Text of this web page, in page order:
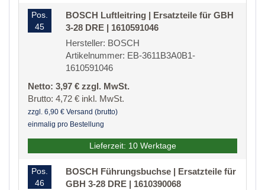
Pos.
45
BOSCH Luftleitring | Ersatzteile für GBH
3-28 DRE | 1610591046
Hersteller: BOSCH
Artikelnummer: EB-3611B3A0B1-
1610591046
Netto: 3,97 € zzgl. MwSt.
Brutto: 4,72 € inkl. MwSt.
zzgl. 6,90 € Versand (brutto)
einmalig pro Bestellung
Lieferzeit: 10 Werktage
Pos.
46
BOSCH Führungsbuchse | Ersatzteile für
GBH 3-28 DRE | 1610390068